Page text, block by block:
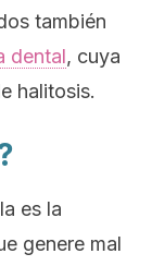
también
dental, cuya
halitosis.
es la
genere mal